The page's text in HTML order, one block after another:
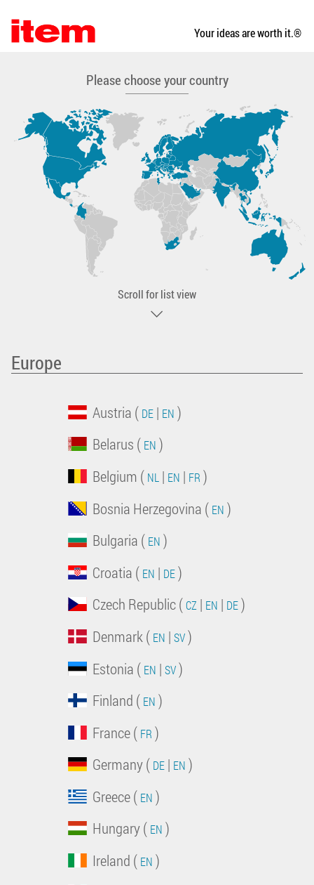
Your ideas are worth it.®
Please choose your country
Scroll for list view
Europe
Austria ( DE| EN )
Belarus ( EN )
Belgium ( NL| EN | FR )
Bosnia Herzegovina ( EN )
Bulgaria ( EN )
Croatia ( EN | DE)
Czech Republic (CZ| EN | DE)
Denmark ( EN | SV)
Estonia ( EN | SV)
Finland ( EN )
France ( FR )
Germany ( DE| EN )
Greece ( EN )
Hungary ( EN )
Ireland ( EN )